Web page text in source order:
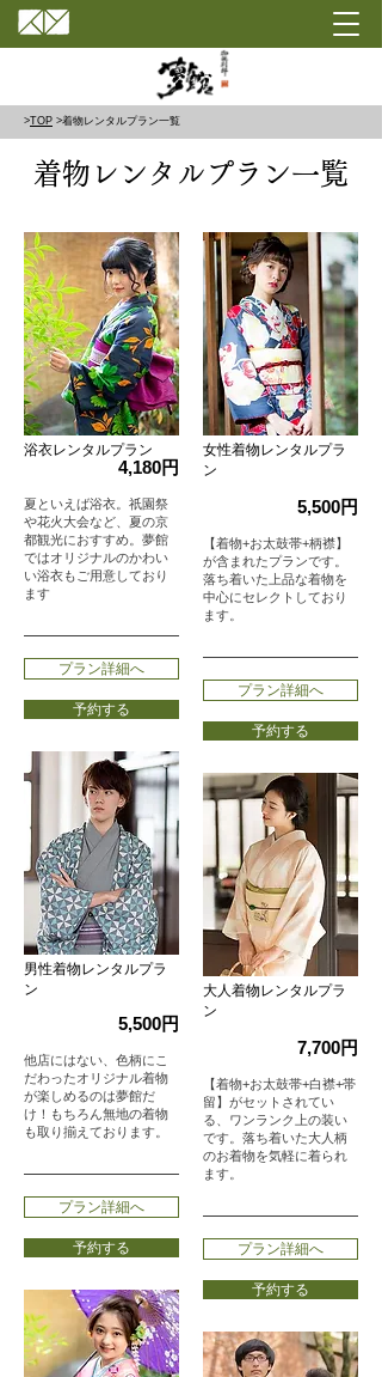
>TOP >着物レンタルプラン一覧
着物レンタルプラン一覧
浴衣レンタルプラン
4,180円
夏といえば浴衣。祇園祭
や花火大会など、夏の京
都観光におすすめ。夢館
ではオリジナルのかわい
い浴衣もご用意しており
ます
プラン詳細へ
予約する
男性着物レンタルプラ
ン
5,500円
他店にはない、色柄にこ
だわったオリジナル着物
が楽しめるのは夢館だ
け！もちろん無地の着物
も取り揃えております。
プラン詳細へ
予約する
女性着物レンタルプラ
ン
5,500円
【着物+お太鼓帯+柄襟】
が含まれたプランです。
落ち着いた上品な着物を
中心にセレクトしており
ます。
プラン詳細へ
予約する
大人着物レンタルプラ
ン
7,700円
【着物+お太鼓帯+白襟+帯
留】がセットされてい
る、ワンランク上の装い
です。落ち着いた大人柄
のお着物を気軽に着られ
ます。
プラン詳細へ
予約する